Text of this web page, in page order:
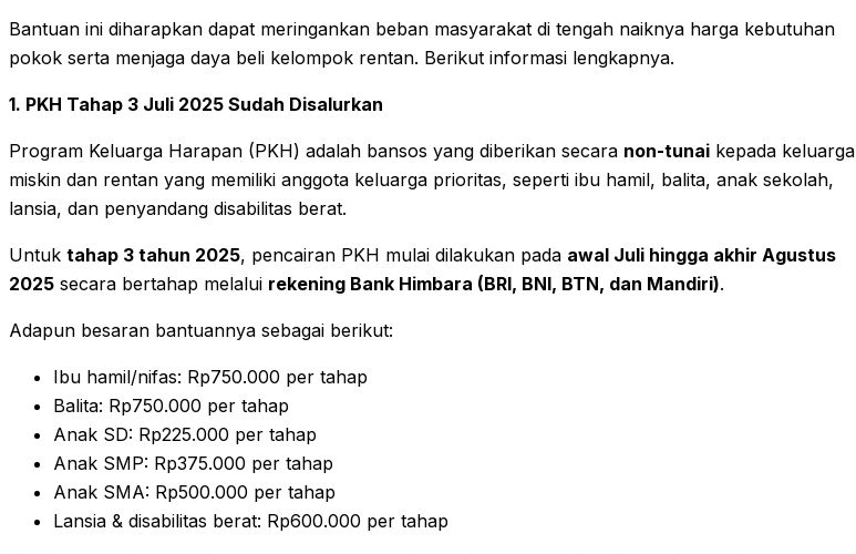
Bantuan ini diharapkan dapat meringankan beban masyarakat di tengah naiknya harga kebutuhan
pokok serta menjaga daya beli kelompok rentan. Berikut informasi lengkapnya.
1. PKH Tahap 3 Juli 2025 Sudah Disalurkan
Program Keluarga Harapan (PKH) adalah bansos yang diberikan secara non-tunai kepada keluarga
miskin dan rentan yang memiliki anggota keluarga prioritas, seperti ibu hamil, balita, anak sekolah,
lansia, dan penyandang disabilitas berat.
Untuk tahap 3 tahun 2025, pencairan PKH mulai dilakukan pada awal Juli hingga akhir Agustus
2025 secara bertahap melalui rekening Bank Himbara (BRI, BNI, BTN, dan Mandiri).
Adapun besaran bantuannya sebagai berikut:
Ibu hamil/nifas: Rp750.000 per tahap
Balita: Rp750.000 per tahap
Anak SD: Rp225.000 per tahap
Anak SMP: Rp375.000 per tahap
Anak SMA: Rp500.000 per tahap
Lansia & disabilitas berat: Rp600.000 per tahap